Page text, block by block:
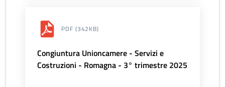
PDF (342KB)
Congiuntura Unioncamere - Servizi e
Costruzioni - Romagna - 3° trimestre 2025